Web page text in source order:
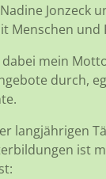
Jonzeck
Menschen und
mein
durch,
langjährigen
ist